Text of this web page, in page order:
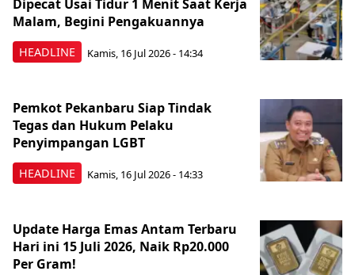
HEADLINE
Dipecat Usai Tidur 1 Menit Saat Kerja
Malam, Begini Pengakuannya
Kamis, 16 Jul 2026 - 14:34
HEADLINE
Pemkot Pekanbaru Siap Tindak
Tegas dan Hukum Pelaku
Penyimpangan LGBT
Kamis, 16 Jul 2026 - 14:33
Update Harga Emas Antam Terbaru
Hari ini 15 Juli 2026, Naik Rp20.000
Per Gram!